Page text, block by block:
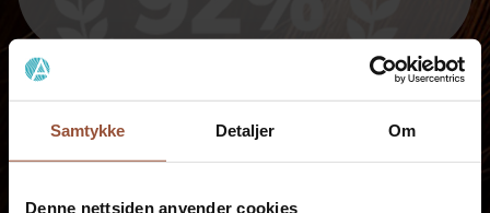
Samtykke Detaljer Om
Denne nettsiden anvender cookies